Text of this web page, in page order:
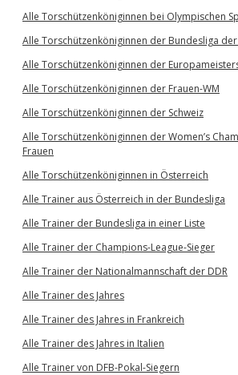
Alle Torschützenköniginnen bei Olympischen
Alle Torschützenköniginnen der Bundesliga der
Alle Torschützenköniginnen der
Alle Torschützenköniginnen der Frauen-WM
Alle Torschützenköniginnen der Schweiz
Alle Torschützenköniginnen der Women’s
Frauen
Alle Torschützenköniginnen in Österreich
Alle Trainer aus Österreich in der Bundesliga
Alle Trainer der Bundesliga in einer Liste
Alle Trainer der Champions-League-Sieger
Alle Trainer der Nationalmannschaft der DDR
Alle Trainer des Jahres
Alle Trainer des Jahres in Frankreich
Alle Trainer des Jahres in Italien
Alle Trainer von DFB-Pokal-Siegern